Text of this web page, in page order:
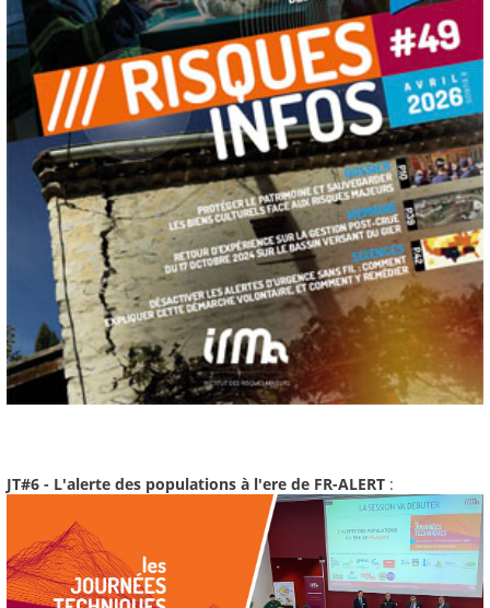
JT#6 - L'alerte des populations à l'ere de FR-ALERT :